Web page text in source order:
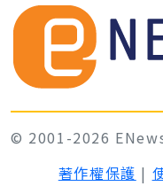
© 2001-2026
著作權保護 |